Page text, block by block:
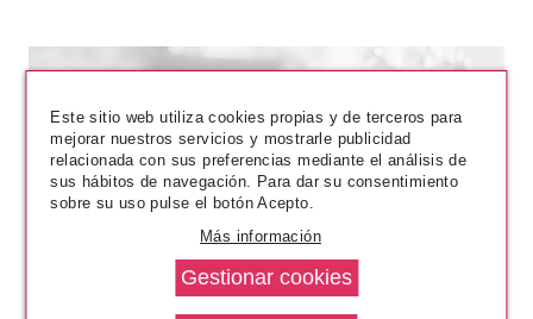
BABARIA
FOTOPROTECTOR MINERAL UV
SPF50 50 ML
Este sitio web utiliza cookies propias y de terceros para
mejorar nuestros servicios y mostrarle publicidad
relacionada con sus preferencias mediante el análisis de
sus hábitos de navegación. Para dar su consentimiento
sobre su uso pulse el botón Acepto.
Más información